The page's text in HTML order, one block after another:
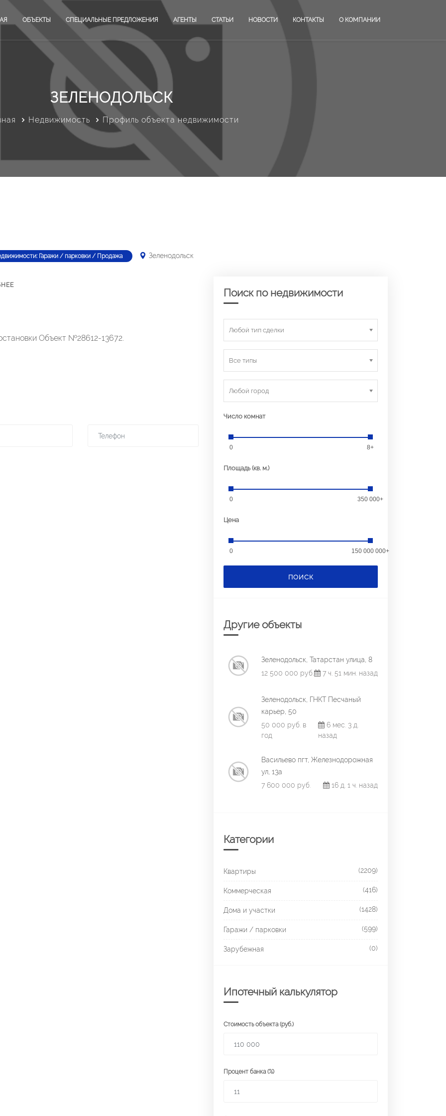
ОБЪЕКТЫ СПЕЦИАЛЬНЫЕ ПРЕДЛОЖЕНИЯ АГЕНТЫ СТАТЬИ НОВОСТИ КОНТАКТЫ О КОМПАНИИ
ЗЕЛЕНОДОЛЬСК
Недвижимость Профиль объекта недвижимости
Гаражи / парковки / Продажа Зеленодольск
Объект №28612-13672.
Поиск по недвижимости
Любой тип сделки
Все типы
Любой город
Число комнат
0 8+
Площадь (кв. м.)
0 350 000+
Цена
0 150 000 000+
ПОИСК
Другие объекты
Зеленодольск, Татарстан улица, 8
12 500 000 руб.
7 ч. 51 мин. назад
Зеленодольск, ГНКТ Песчаный
карьер, 50
50 000 руб. в
год
6 мес. 3 д.
назад
Васильево пгт, Железнодорожная
ул, 13а
7 600 000 руб.
16 д. 1 ч. назад
Категории
Квартиры (2209)
Коммерческая (416)
Дома и участки (1428)
Гаражи / парковки (599)
Зарубежная (0)
Ипотечный калькулятор
Стоимость объекта (руб.)
Процент банка (%)